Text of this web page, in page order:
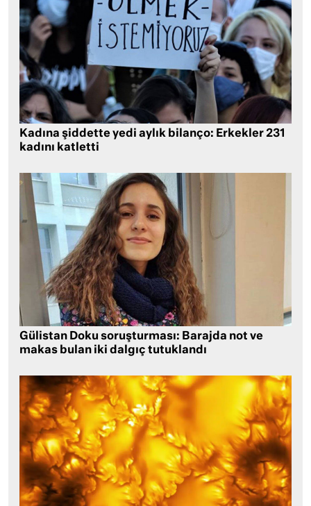
Kadına şiddette yedi aylık bilanço: Erkekler 231
kadını katletti
Gülistan Doku soruşturması: Barajda not ve
makas bulan iki dalgıç tutuklandı